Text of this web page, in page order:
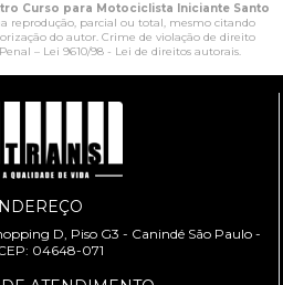
Curso para Motociclista Iniciante Santo
reprodução, parcial ou total, mesmo citando
do autor. Crime de violação de direito
– Lei 9610/98 - Lei de direitos autorais.
D, Piso G3 - Canindé São Paulo -
04648-071